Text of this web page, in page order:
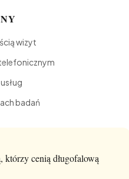
wizyt
badań
którzy cenią długofalową